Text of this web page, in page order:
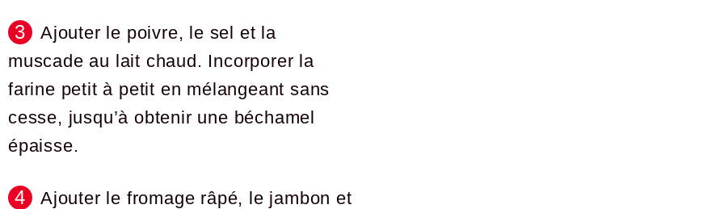
Ajouter le poivre, le sel et la
muscade au lait chaud. Incorporer la
farine petit à petit en mélangeant sans
cesse, jusqu’à obtenir une béchamel
épaisse.
Ajouter le fromage râpé, le jambon et